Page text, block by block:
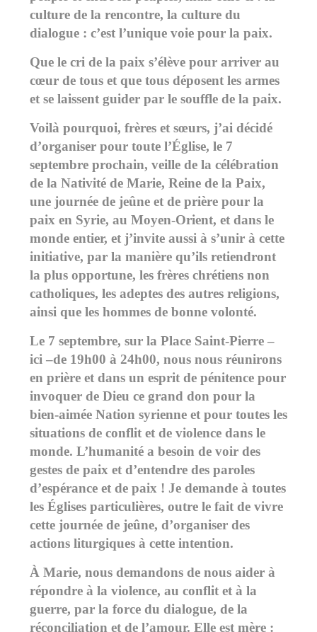
culture de la rencontre, la culture du
dialogue : c’est l’unique voie pour la paix.
Que le cri de la paix s’élève pour arriver au
cœur de tous et que tous déposent les armes
et se laissent guider par le souffle de la paix.
Voilà pourquoi, frères et sœurs, j’ai décidé
d’organiser pour toute l’Église, le 7
septembre prochain, veille de la célébration
de la Nativité de Marie, Reine de la Paix,
une journée de jeûne et de prière pour la
paix en Syrie, au Moyen-Orient, et dans le
monde entier, et j’invite aussi à s’unir à cette
initiative, par la manière qu’ils retiendront
la plus opportune, les frères chrétiens non
catholiques, les adeptes des autres religions,
ainsi que les hommes de bonne volonté.
Le 7 septembre, sur la Place Saint-Pierre –
ici –de 19h00 à 24h00, nous nous réunirons
en prière et dans un esprit de pénitence pour
invoquer de Dieu ce grand don pour la
bien-aimée Nation syrienne et pour toutes les
situations de conflit et de violence dans le
monde. L’humanité a besoin de voir des
gestes de paix et d’entendre des paroles
d’espérance et de paix ! Je demande à toutes
les Églises particulières, outre le fait de vivre
cette journée de jeûne, d’organiser des
actions liturgiques à cette intention.
À Marie, nous demandons de nous aider à
répondre à la violence, au conflit et à la
guerre, par la force du dialogue, de la
réconciliation et de l’amour. Elle est mère :